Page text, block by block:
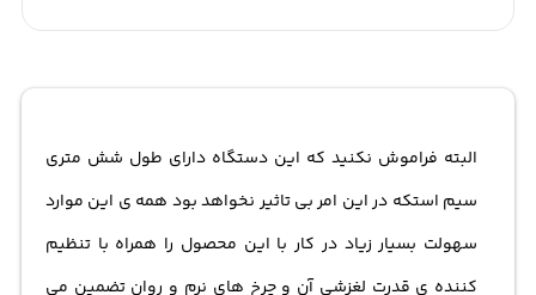
البته فراموش نکنید که این دستگاه دارای طول شش متری
سیم استکه در این امر بی تاثیر نخواهد بود همه ی این موارد
سهولت بسیار زیاد در کار با این محصول را همراه با تنظیم
کننده ی قدرت لغزشی آن و چرخ های نرم و روان تضمین می